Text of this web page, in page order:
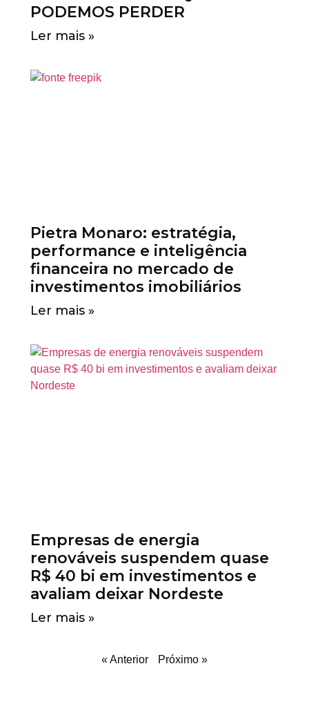
PODEMOS PERDER
Ler mais »
Pietra Monaro: estratégia,
performance e inteligência
financeira no mercado de
investimentos imobiliários
Ler mais »
Empresas de energia
renováveis suspendem quase
R$ 40 bi em investimentos e
avaliam deixar Nordeste
Ler mais »
« Anterior Próximo »